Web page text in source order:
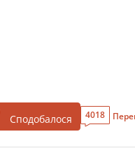
Сподобалося 4018